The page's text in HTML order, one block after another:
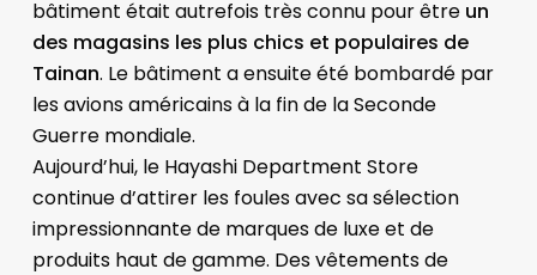
bâtiment était autrefois très connu pour être un
des magasins les plus chics et populaires de
Tainan. Le bâtiment a ensuite été bombardé par
les avions américains à la fin de la Seconde
Guerre mondiale.
​Aujourd’hui, le Hayashi Department Store
continue d’attirer les foules avec sa sélection
impressionnante de marques de luxe et de
produits haut de gamme. Des vêtements de